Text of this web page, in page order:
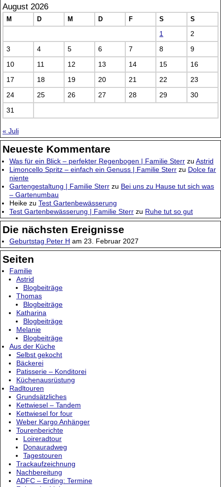
August 2026
M D M D F S S
1
2
3
4 5 6 7 8
9
10
11 12 13 14 15
16
17
18 19 20 21 22
23
24
25 26 27 28 29
30
31
« Juli
Neueste Kommentare
Was für ein Blick – perfekter Regenbogen | Familie Sterr zu Astrid
Limoncello Spritz – einfach ein Genuss | Familie Sterr zu Dolce far
niente
Gartengestaltung | Familie Sterr zu Bei uns zu Hause tut sich was
– Gartenumbau
Heike zu Test Gartenbewässerung
Test Gartenbewässerung | Familie Sterr zu Ruhe tut so gut
Die nächsten Ereignisse
Geburtstag Peter H am 23. Februar 2027
Seiten
Familie
Astrid
Blogbeiträge
Thomas
Blogbeiträge
Katharina
Blogbeiträge
Melanie
Blogbeiträge
Aus der Küche
Selbst gekocht
Bäckerei
Patisserie – Konditorei
Küchenausrüstung
Radltouren
Grundsätzliches
Kettwiesel – Tandem
Kettwiesel for four
Weber Kargo Anhänger
Tourenberichte
Loireradtour
Donauradweg
Tagestouren
Trackaufzeichnung
Nachbereitung
ADFC – Erding: Termine